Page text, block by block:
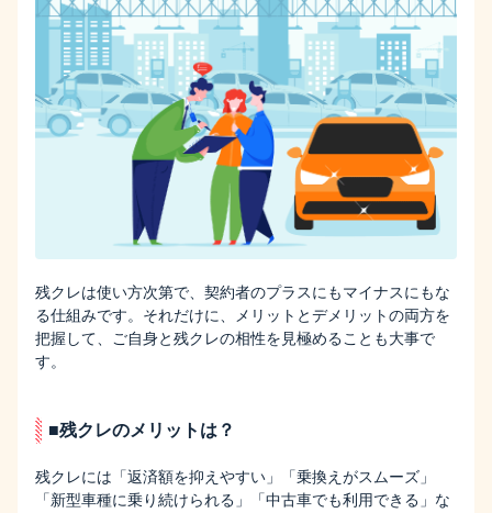
残クレは使い方次第で、契約者のプラスにもマイナスにもな
る仕組みです。それだけに、メリットとデメリットの両方を
把握して、ご自身と残クレの相性を見極めることも大事で
す。
■残クレのメリットは？
残クレには「返済額を抑えやすい」「乗換えがスムーズ」
「新型車種に乗り続けられる」「中古車でも利用できる」な